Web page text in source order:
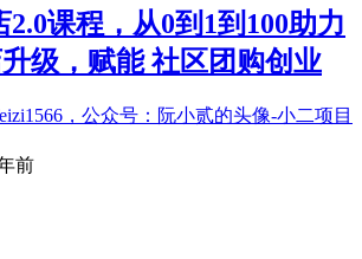
2.0课程，从0到1到100助力
级，赋能 社区团购创业
前